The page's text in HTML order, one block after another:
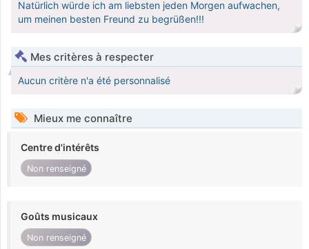
Natürlich würde ich am liebsten jeden Morgen aufwachen,
um meinen besten Freund zu begrüßen!!!
Mes critères à respecter
Aucun critère n'a été personnalisé
Mieux me connaître
Centre d'intérêts
Non renseigné
Goûts musicaux
Non renseigné